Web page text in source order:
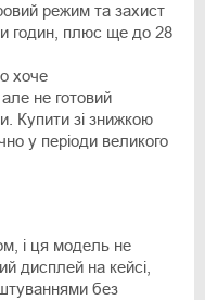
режим та захист
годин, плюс ще до 28
хоче
не готовий
Купити зі знижкою
у періоди великого
і ця модель не
дисплей на кейсі,
без